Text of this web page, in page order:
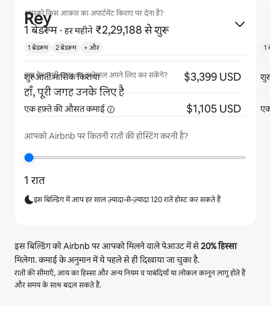
आपको किस आकार का अपार्टमेंट किराए पर देना है?
1 बेडरूम ·हर महीने ₹2,29,188 से शुरू
क्या गेस्ट पूरी जगह का इस्तेमाल अपने लिए कर सकेंगे?
हाँ, पूरी जगह उनके लिए है
आपको Airbnb पर कितनी रातों की होस्टिंग करनी है?
1 रात
इस बिल्डिंग में आप हर साल ज़्यादा-से-ज़्यादा 120 रातें होस्ट कर सकते हैं
इस बिल्डिंग को Airbnb पर आपको मिलने वाले पेआउट में से20%हिस्सा
मिलेगा. कमाई के अनुमान में ये पहले से ही दिखाया जा चुका है.
रातों की सीमाएँ, आय का हिस्सा और अन्य नियम व पाबंदियाँ या लोकल कानून लागू होते हैं
और समय के साथ बदल सकते हैं.
Rey
1 बेडरूम 2 बेडरूम + और
शुरुआती मासिक किराया $3,399 USD
एक हफ़्ते की औसतकमाई $1,105 USD
1